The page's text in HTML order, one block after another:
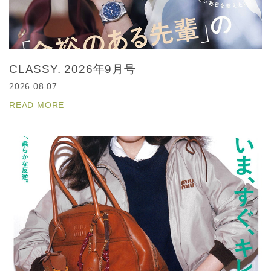
CLASSY. 2026年9月号
2026.08.07
READ MORE